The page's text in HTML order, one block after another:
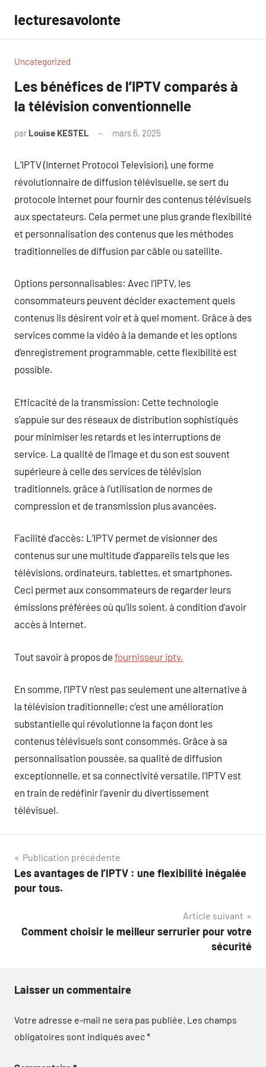
contenu
lecturesavolonte
Uncategorized
Les bénéfices de l’IPTV comparés à
la télévision conventionnelle
par Louise KESTEL mars 6, 2025
L’IPTV (Internet Protocol Television), une forme
révolutionnaire de diffusion télévisuelle, se sert du
protocole Internet pour fournir des contenus télévisuels
aux spectateurs. Cela permet une plus grande flexibilité
et personnalisation des contenus que les méthodes
traditionnelles de diffusion par câble ou satellite.
Options personnalisables: Avec l’IPTV, les
consommateurs peuvent décider exactement quels
contenus ils désirent voir et à quel moment. Grâce à des
services comme la vidéo à la demande et les options
d’enregistrement programmable, cette flexibilité est
possible.
Efficacité de la transmission: Cette technologie
s’appuie sur des réseaux de distribution sophistiqués
pour minimiser les retards et les interruptions de
service. La qualité de l’image et du son est souvent
supérieure à celle des services de télévision
traditionnels, grâce à l’utilisation de normes de
compression et de transmission plus avancées.
Facilité d’accès: L’IPTV permet de visionner des
contenus sur une multitude d’appareils tels que les
télévisions, ordinateurs, tablettes, et smartphones.
Ceci permet aux consommateurs de regarder leurs
émissions préférées où qu’ils soient, à condition d’avoir
accès à Internet.
Tout savoir à propos de fournisseur iptv.
En somme, l’IPTV n’est pas seulement une alternative à
la télévision traditionnelle; c’est une amélioration
substantielle qui révolutionne la façon dont les
contenus télévisuels sont consommés. Grâce à sa
personnalisation poussée, sa qualité de diffusion
exceptionnelle, et sa connectivité versatile, l’IPTV est
en train de redéfinir l’avenir du divertissement
télévisuel.
Navigation
de
Publication précédente
Les avantages de l’IPTV : une flexibilité inégalée
pour tous.
Article suivant
Comment choisir le meilleur serrurier pour votre
sécurité
Laisser un commentaire
Votre adresse e-mail ne sera pas publiée. Les champs
obligatoires sont indiqués avec*